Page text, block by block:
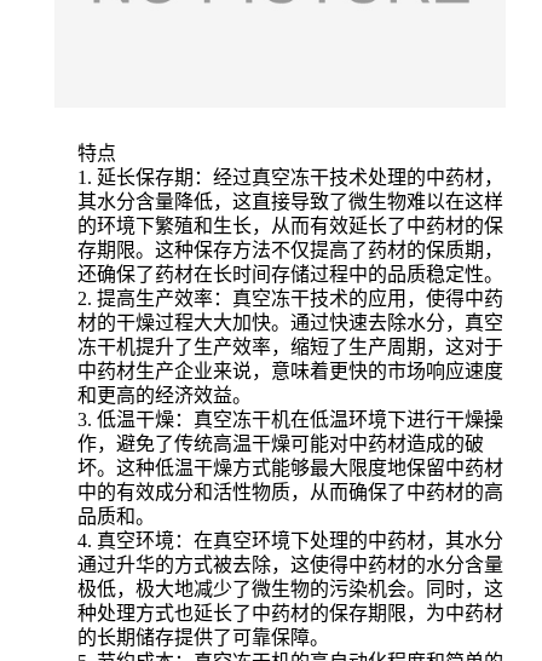
特点
1. 延长保存期：经过真空冻干技术处理的中药材，
其水分含量降低，这直接导致了微生物难以在这样
的环境下繁殖和生长，从而有效延长了中药材的保
存期限。这种保存方法不仅提高了药材的保质期，
还确保了药材在长时间存储过程中的品质稳定性。
2. 提高生产效率：真空冻干技术的应用，使得中药
材的干燥过程大大加快。通过快速去除水分，真空
冻干机提升了生产效率，缩短了生产周期，这对于
中药材生产企业来说，意味着更快的市场响应速度
和更高的经济效益。
3. 低温干燥：真空冻干机在低温环境下进行干燥操
作，避免了传统高温干燥可能对中药材造成的破
坏。这种低温干燥方式能够最大限度地保留中药材
中的有效成分和活性物质，从而确保了中药材的高
品质和。
4. 真空环境：在真空环境下处理的中药材，其水分
通过升华的方式被去除，这使得中药材的水分含量
极低，极大地减少了微生物的污染机会。同时，这
种处理方式也延长了中药材的保存期限，为中药材
的长期储存提供了可靠保障。